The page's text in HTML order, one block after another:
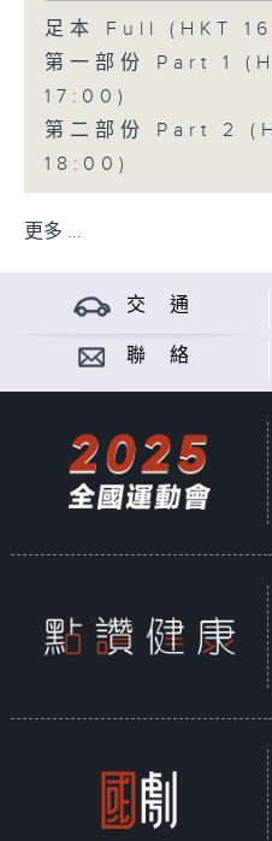
足本 Full (HKT
第一部份 Part 1
17:00)
第二部份 Part 2
18:00)
更多 ...
交 通
聯 絡